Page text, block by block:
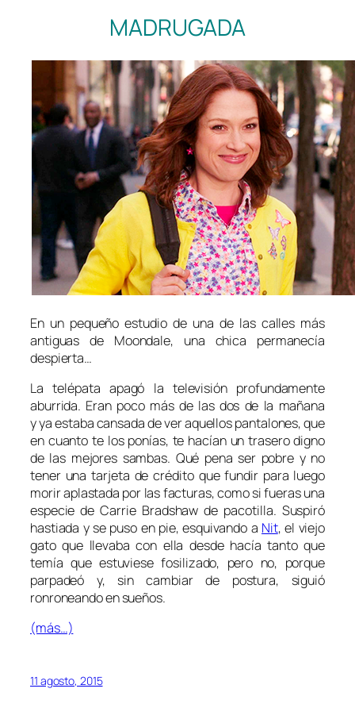
MADRUGADA
En un pequeño estudio de una de las calles más
antiguas de Moondale, una chica permanecía
despierta…
La telépata apagó la televisión profundamente
aburrida. Eran poco más de las dos de la mañana
y ya estaba cansada de ver aquellos pantalones, que
en cuanto te los ponías, te hacían un trasero digno
de las mejores sambas. Qué pena ser pobre y no
tener una tarjeta de crédito que fundir para luego
morir aplastada por las facturas, como si fueras una
especie de Carrie Bradshaw de pacotilla. Suspiró
hastiada y se puso en pie, esquivando a Nit, el viejo
gato que llevaba con ella desde hacía tanto que
temía que estuviese fosilizado, pero no, porque
parpadeó y, sin cambiar de postura, siguió
ronroneando en sueños.
(más…)
11 agosto, 2015